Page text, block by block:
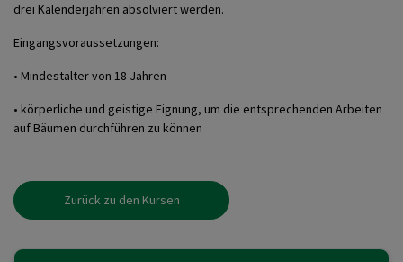
drei Kalenderjahren absolviert werden.
Eingangsvoraussetzungen:
• Mindestalter von 18 Jahren
• körperliche und geistige Eignung, um die entsprechenden Arbeiten
auf Bäumen durchführen zu können
Zurück zu den Kursen